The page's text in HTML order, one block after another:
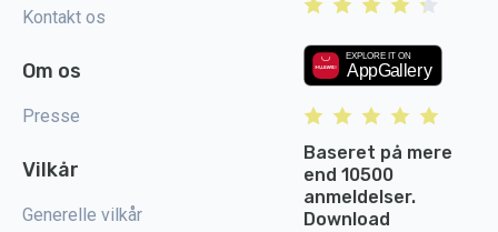
Kontakt os
Om os
Presse
Vilkår
Generelle vilkår
Baseret på mere
end 10500
anmeldelser.
Download